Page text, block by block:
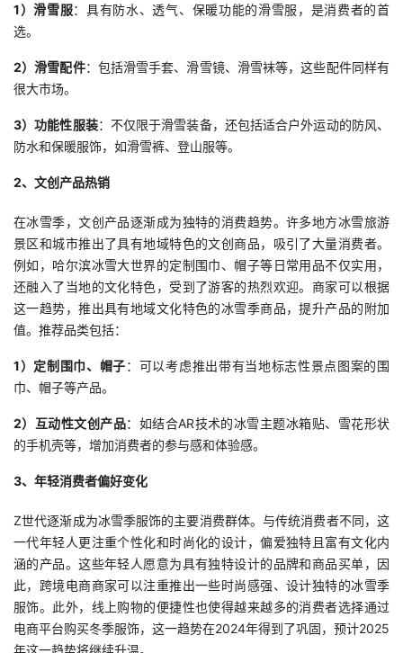
学
堂
的
课
程
我
的
认
证
我
的
实
验
我
的
收
藏
持
的
技
术
支
持
我
的
云
声
建
议
1）滑雪服：具有防水、透气、保暖功能的滑雪服，是消费者的首
选。
2）滑雪配件：包括滑雪手套、滑雪镜、滑雪袜等，这些配件同样有
很大市场。
3）功能性服装：不仅限于滑雪装备，还包括适合户外运动的防风、
防水和保暖服饰，如滑雪裤、登山服等。
2、文创产品热销
在冰雪季，文创产品逐渐成为独特的消费趋势。许多地方冰雪旅游
景区和城市推出了具有地域特色的文创商品，吸引了大量消费者。
例如，哈尔滨冰雪大世界的定制围巾、帽子等日常用品不仅实用，
还融入了当地的文化特色，受到了游客的热烈欢迎。商家可以根据
这一趋势，推出具有地域文化特色的冰雪季商品，提升产品的附加
值。推荐品类包括：
1）定制围巾、帽子：可以考虑推出带有当地标志性景点图案的围
巾、帽子等产品。
2）互动性文创产品：如结合AR技术的冰雪主题冰箱贴、雪花形状
的手机壳等，增加消费者的参与感和体验感。
3、年轻消费者偏好变化
Z世代逐渐成为冰雪季服饰的主要消费群体。与传统消费者不同，这
一代年轻人更注重个性化和时尚化的设计，偏爱独特且富有文化内
涵的产品。这些年轻人愿意为具有独特设计的品牌和商品买单，因
此，跨境电商商家可以注重推出一些时尚感强、设计独特的冰雪季
服饰。此外，线上购物的便捷性也使得越来越多的消费者选择通过
电商平台购买冬季服饰，这一趋势在2024年得到了巩固，预计2025
年这一趋势将继续升温。